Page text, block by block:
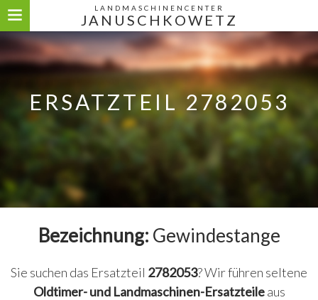
LANDMASCHINENCENTER
JANUSCHKOWETZ
ERSATZTEIL 2782053
Bezeichnung: Gewindestange
Sie suchen das Ersatzteil 2782053? Wir führen seltene
Oldtimer- und Landmaschinen-Ersatzteileaus